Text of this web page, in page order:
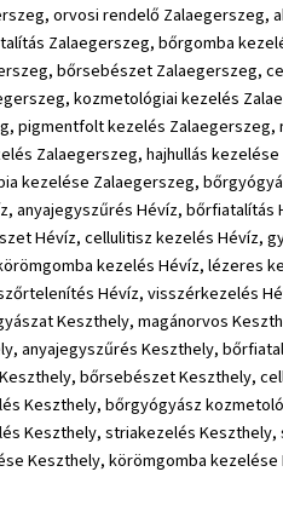
orvosi rendelő
Zalaegerszeg, bőrgomba
bőrsebészet Zalaegerszeg,
kozmetológiai kezelés
pigmentfolt kezelés
Zalaegerszeg, hajhullás
kezelése Zalaegerszeg,
anyajegyszűrés Hévíz,
Hévíz, cellulitisz kezelés Hévíz,
kezelés Hévíz,
Hévíz, visszérkezelés
Keszthely, magánorvos
anyajegyszűrés Keszthely,
bőrsebészet Keszthely,
Keszthely, bőrgyógyász
Keszthely, striakezelés
Keszthely, körömgomba